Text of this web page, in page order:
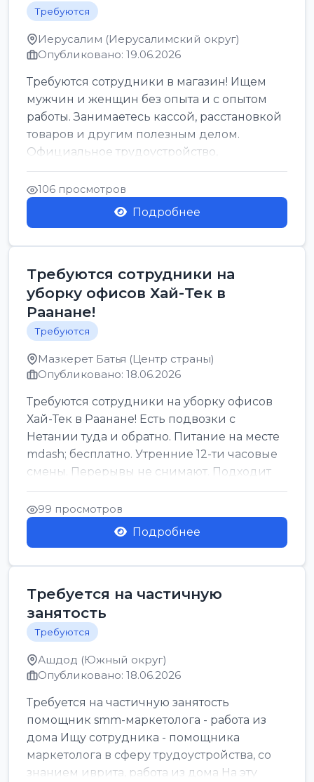
Требуются
Иерусалим (Иерусалимский округ)
Опубликовано: 19.06.2026
Требуются сотрудники в магазин! Ищем
мужчин и женщин без опыта и с опытом
работы. Занимаетесь кассой, расстановкой
товаров и другим полезным делом.
Официальное трудоустройство,
стабильная зарплата от ...
106 просмотров
Подробнее
Требуются сотрудники на
уборку офисов Хай-Тек в
Раанане!
Требуются
Мазкерет Батья (Центр страны)
Опубликовано: 18.06.2026
Требуются сотрудники на уборку офисов
Хай-Тек в Раанане! Есть подвозки с
Нетании туда и обратно. Питание на месте
mdash; бесплатно. Утренние 12-ти часовые
смены. Перерывы не снимают. Подходит
для всех...
99 просмотров
Подробнее
Требуется на частичную
занятость
Требуются
Ашдод (Южный округ)
Опубликовано: 18.06.2026
Требуется на частичную занятость
помощник smm-маркетолога - работа из
дома Ищу сотрудника - помощника
маркетолога в сферу трудоустройства, со
знанием иврита, работа из дома На эту